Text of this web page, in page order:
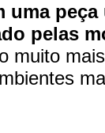
uma
pelas
muito